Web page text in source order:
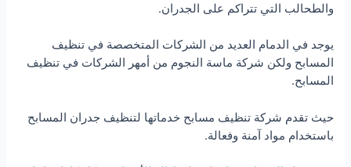
والطحالب التي تتراكم على الجدران.
يوجد في الدمام العديد من الشركات المتخصصة في تنظيف
المسابح ولكن شركة ماسة النجوم من أمهر الشركات في تنظيف
المسابح.
حيث تقدم شركة تنظيف مسابح خدماتها لتنظيف جدران المسابح
باستخدام مواد آمنة وفعالة.